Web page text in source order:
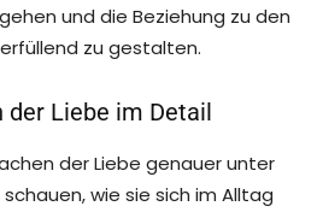
und die Beziehung zu den
zu gestalten.
der Liebe im Detail
der Liebe genauer unter
wie sie sich im Alltag